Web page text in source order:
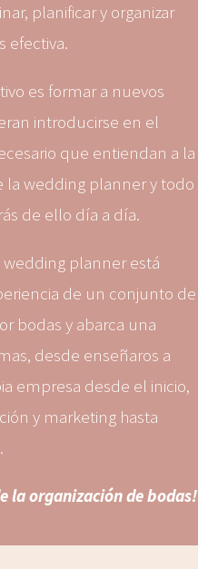
planificar y organizar
efectiva.
es formar a nuevos
introducirse en el
que entiendan a la
la wedding planner y todo
de ello día a día.
planner está
de un conjunto de
bodas y abarca una
desde enseñaros a
empresa desde el inicio,
y marketing hasta
la organización de bodas!